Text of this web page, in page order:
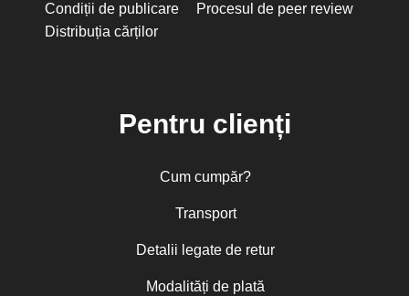
Condiții de publicare
Procesul de peer review
Distribuția cărților
Pentru clienți
Cum cumpăr?
Transport
Detalii legate de retur
Modalități de plată